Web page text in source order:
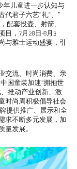
年儿童进一步认知与
君子六艺”礼”、”
配套投壶、射箭、
，7月28日-8月3
与雅士运动盛宴，引
交流、时尚消费、亲
国童装加速“拥抱世
推动产业创新、激
时尚周积极倡导社会
提供推广、展示和全
求不断多元发展，加
发展。